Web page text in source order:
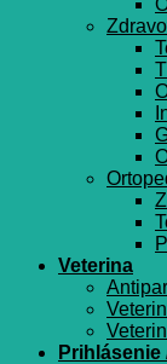
Veterina